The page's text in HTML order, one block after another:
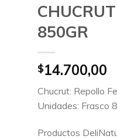
850GR
$14.700,00
Chucrut: Repollo
Unidades: Frasco
Productos